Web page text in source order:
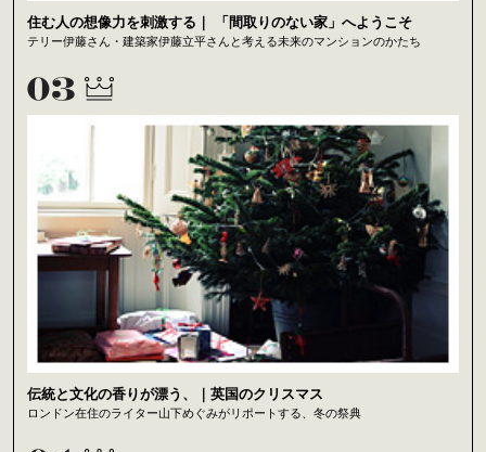
住む人の想像力を刺激する｜ 「間取りのない家」へようこそ
テリー伊藤さん・建築家伊藤立平さんと考える未来のマンションのかたち
伝統と文化の香りが漂う、｜英国のクリスマス
ロンドン在住のライター山下めぐみがリポートする、冬の祭典